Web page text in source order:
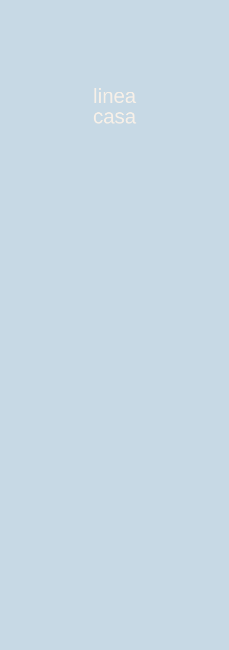
linea
casa